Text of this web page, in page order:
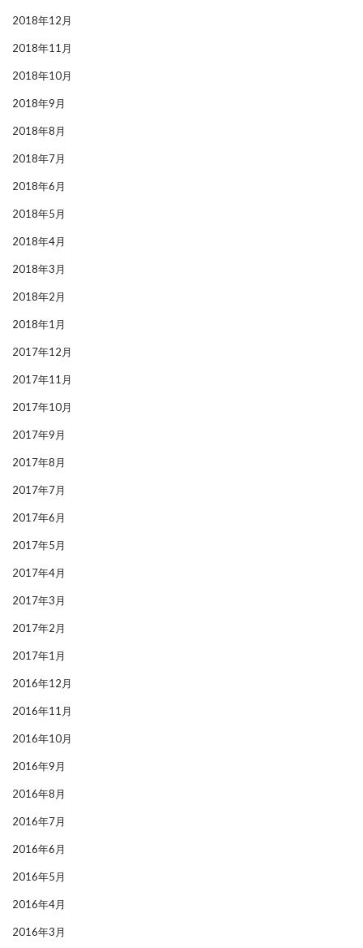
2018年12月
2018年11月
2018年10月
2018年9月
2018年8月
2018年7月
2018年6月
2018年5月
2018年4月
2018年3月
2018年2月
2018年1月
2017年12月
2017年11月
2017年10月
2017年9月
2017年8月
2017年7月
2017年6月
2017年5月
2017年4月
2017年3月
2017年2月
2017年1月
2016年12月
2016年11月
2016年10月
2016年9月
2016年8月
2016年7月
2016年6月
2016年5月
2016年4月
2016年3月